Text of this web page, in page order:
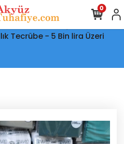
Teslimat - Şeffaf Kargo
Tecrübe - 5 Bin lira Üzeri
0